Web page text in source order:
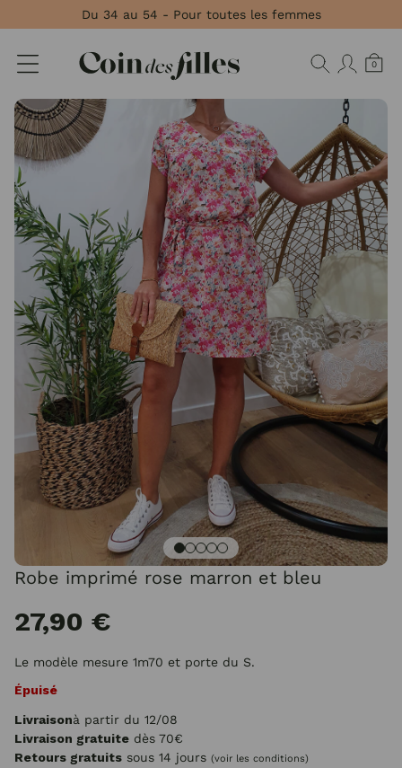
Du 34 au 54 - Pour toutes les femmes
0
Robe imprimé rose marron et bleu
27,90 €
Le modèle mesure 1m70 et porte du S.
Épuisé
Livraisonà partir du 12/08
Livraison gratuite dès 70€
Retours gratuits sous 14 jours (voir les conditions)
Panneau de gestion des cookies